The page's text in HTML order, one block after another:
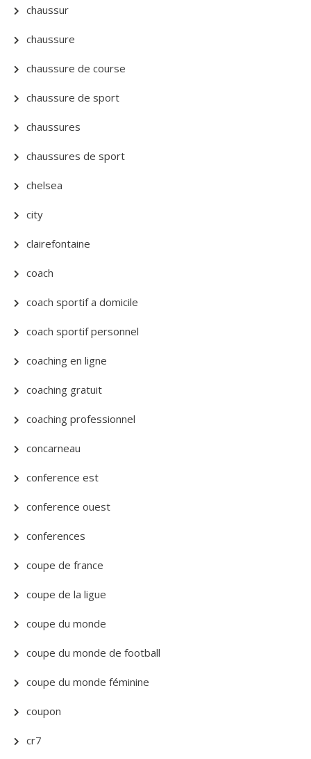
chaussur
chaussure
chaussure de course
chaussure de sport
chaussures
chaussures de sport
chelsea
city
clairefontaine
coach
coach sportif a domicile
coach sportif personnel
coaching en ligne
coaching gratuit
coaching professionnel
concarneau
conference est
conference ouest
conferences
coupe de france
coupe de la ligue
coupe du monde
coupe du monde de football
coupe du monde féminine
coupon
cr7